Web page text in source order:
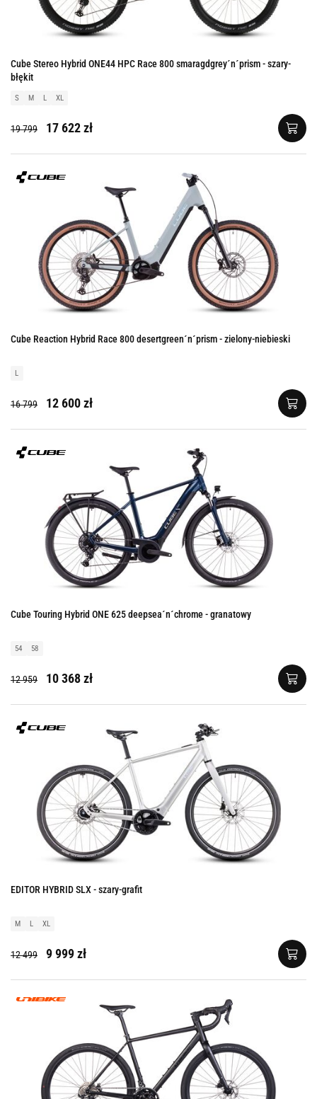
Cube Stereo Hybrid ONE44 HPC Race 800 smaragdgrey´n´prism - szary-
błękit
S M L XL
19 799 17 622 zł
Cube Reaction Hybrid Race 800 desertgreen´n´prism - zielony-niebieski
L
16 799 12 600 zł
Cube Touring Hybrid ONE 625 deepsea´n´chrome - granatowy
54 58
12 959 10 368 zł
EDITOR HYBRID SLX - szary-grafit
M L XL
12 499 9 999 zł